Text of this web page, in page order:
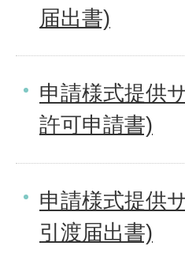
届出書)
申請様式提供
許可申請書)
申請様式提供
引渡届出書)